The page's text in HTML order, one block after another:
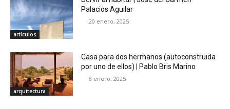
artículos
Palacios Aguilar
20 enero, 2025
arquitectura
Casa para dos hermanos (autoconstruida
por uno de ellos) | Pablo Bris Marino
8 enero, 2025